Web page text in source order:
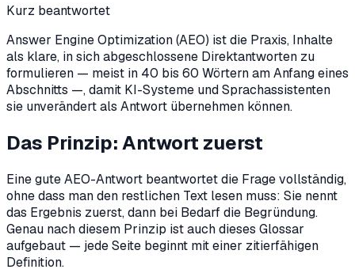
Kurz beantwortet
Answer Engine Optimization (AEO) ist die Praxis, Inhalte
als klare, in sich abgeschlossene Direktantworten zu
formulieren — meist in 40 bis 60 Wörtern am Anfang eines
Abschnitts —, damit KI-Systeme und Sprachassistenten
sie unverändert als Antwort übernehmen können.
Das Prinzip: Antwort zuerst
Eine gute AEO-Antwort beantwortet die Frage vollständig,
ohne dass man den restlichen Text lesen muss: Sie nennt
das Ergebnis zuerst, dann bei Bedarf die Begründung.
Genau nach diesem Prinzip ist auch dieses Glossar
aufgebaut — jede Seite beginnt mit einer zitierfähigen
Definition.